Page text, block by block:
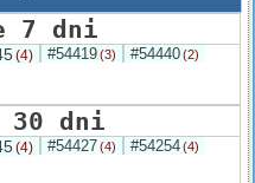
7 dni
(4) #54419(3) #54440(2)
30 dni
(4) #54427(4) #54254(4)